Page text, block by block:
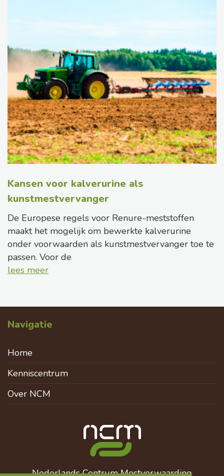
Kansen voor kalverurine als
kunstmestvervanger
De Europese regels voor Renure-meststoffen
maakt het mogelijk om bewerkte kalverurine
onder voorwaarden als kunstmestvervanger toe te
passen. Voor de
lees meer
Navigatie
Home
Kenniscentrum
Over NCM
Nederlands Centrum Mestverwaarding